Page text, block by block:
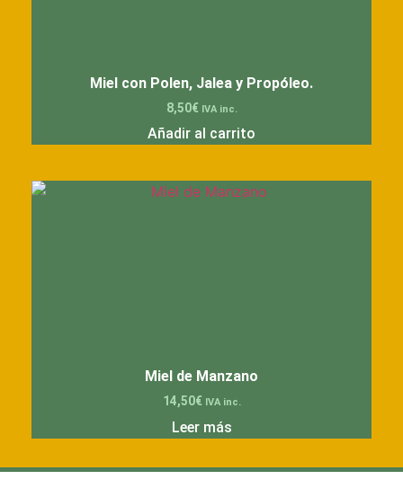
Miel con Polen, Jalea y Propóleo.
8,50€ IVA inc.
Añadir al carrito
Miel de Manzano
14,50€ IVA inc.
Leer más